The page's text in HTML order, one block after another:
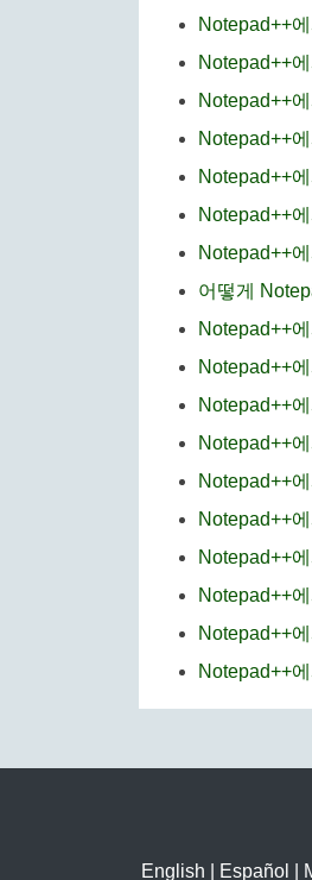
Notepad++
Notepad++
Notepad++
Notepad++
Notepad++
Notepad++
Notepad++
어떻게
Notepad++
Notepad++
Notepad++
Notepad++
Notepad++
Notepad++
Notepad++
Notepad++
Notepad++
Notepad++
English
Español